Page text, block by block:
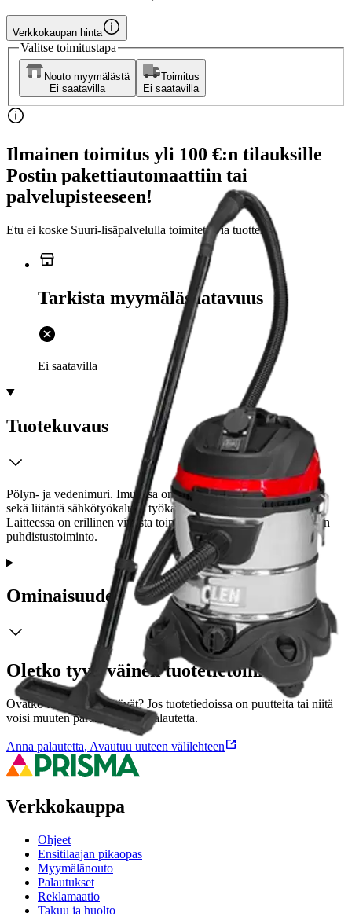
Verkkokaupan hinta
Valitse toimitustapa
Nouto myymälästä
Ei saatavilla
Toimitus
Ei saatavilla
Ilmainen toimitus yli 100 €:n tilauksille
Postin pakettiautomaattiin tai
palvelupisteeseen!
Etu ei koske Suuri‑lisäpalvelulla toimitettavia tuotteita.
Tarkista myymäläsaatavuus
Ei saatavilla
Tuotekuvaus
Pölyn- ja vedenimuri. Imurissa on myös kätevä puhallustoiminto
sekä liitäntä sähkötyökalulle työkaluohjaus mahdollisuudella.
Laitteessa on erillinen vivusta toimiva käsikäyttöinen suodattimen
puhdistustoiminto.
Ominaisuudet
Oletko tyytyväinen tuotetietoihin?
Ovatko tuotetiedot riittävät? Jos tuotetiedoissa on puutteita tai niitä
voisi muuten parantaa, anna palautetta.
Anna palautetta, Avautuu uuteen välilehteen
Verkkokauppa
Ohjeet
Ensitilaajan pikaopas
Myymälänouto
Palautukset
Reklamaatio
Takuu ja huolto